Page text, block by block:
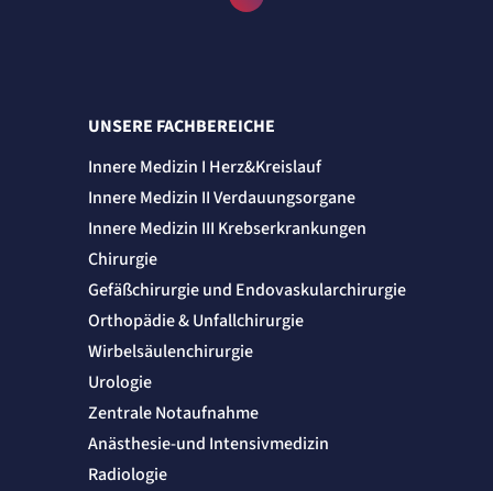
UNSERE FACHBEREICHE
Innere Medizin I Herz&Kreislauf
Innere Medizin II Verdauungsorgane
Innere Medizin III Krebserkrankungen
Chirurgie
Gefäßchirurgie und Endovaskularchirurgie
Orthopädie & Unfallchirurgie
Wirbelsäulenchirurgie
Urologie
Zentrale Notaufnahme
Anästhesie-und Intensivmedizin
Radiologie
Speichert die User-ID. Hierdurch wird fgestgelegt, welche Rufnummer(n) der Nutzer
Matelso Telefontracking
Anbieter:
Registriert den initialen Einstiegspunkt des Nutzers auf unserer Webseite.
Cookie Laufzeit:
etracker Analytics
etracker GmbH
Cookie Erkennung